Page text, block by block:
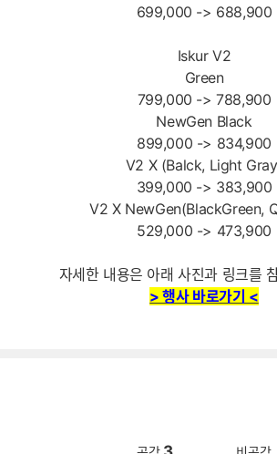
699,000 -> 688,900
Iskur V2
Green
799,000 -> 788,900
NewGen Black
899,000 -> 834,900
V2 X (Balck, Light
399,000 -> 383,900
V2 X NewGen(BlackGreen,
529,000 -> 473,900
자세한 내용은 아래 사진과 링크를
> 행사 바로가기 <